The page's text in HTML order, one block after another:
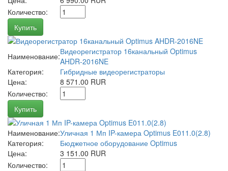
Количество:
Купить
Наименование:Видеорегистратор 16канальный Optimus
AHDR-2016NE
Категория:
Гибридные видеорегистраторы
Цена:
8 571.00 RUR
Количество:
Купить
Наименование:Уличная 1 Мп IP-камера Optimus E011.0(2.8)
Категория:
Бюджетное оборудование Optimus
Цена:
3 151.00 RUR
Количество: